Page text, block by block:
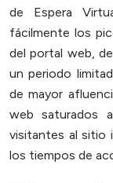
de Espera
fácilmente los
del portal web,
un periodo
de mayor
web saturados
visitantes al sitio
los tiempos de